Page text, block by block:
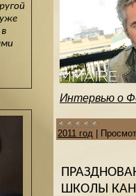
Интервью о
2011 год
ШКОЛЫ